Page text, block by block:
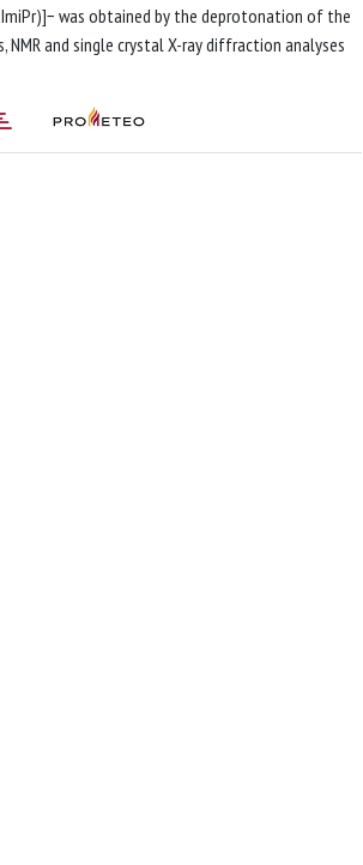
was obtained by the deprotonation of the
and single crystal X-ray diffraction analyses